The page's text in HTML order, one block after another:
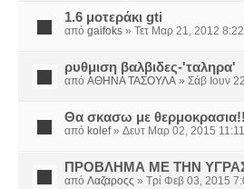
1.6 μοτεράκι gti
από gaifoks » Τετ Μαρ 21, 2012
ρυθμιση βαλβιδες-'ταληρα'
από ΑΘΗΝΑ ΤΑΣΟΥΛΑ » Σάβ Ιουν
Θα σκασω με
από kolef» Δευτ Μαρ 02, 2015
ΠΡΟΒΛΗΜΑ ΜΕ ΤΗΝ
από Λαζαροςς » Τρί Φεβ 03, 2015